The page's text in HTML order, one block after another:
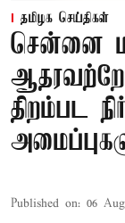
தமிழக செய்திகள்
சென்னை
திறம்பட
Published on: 06